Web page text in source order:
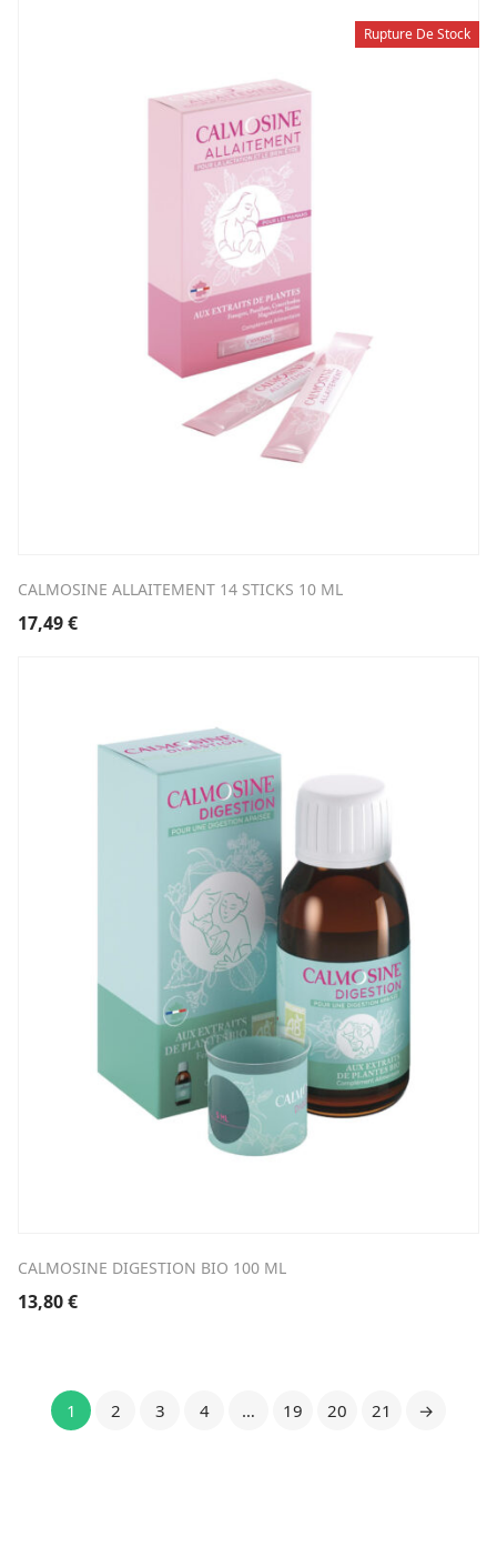
Rupture De Stock
CALMOSINE ALLAITEMENT 14 STICKS 10 ML
17,49€
CALMOSINE DIGESTION BIO 100 ML
13,80€
1 2 3 4 … 19 20 21 →